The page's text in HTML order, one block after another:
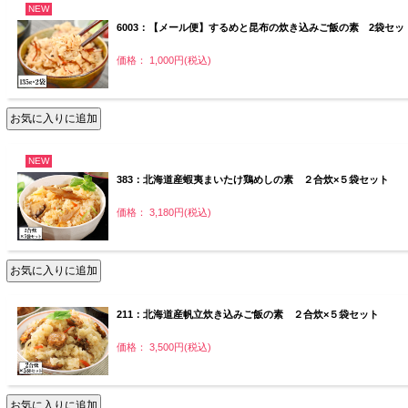
NEW
6003：【メール便】するめと昆布の炊き込みご飯の素 2袋セッ
価格： 1,000円(税込)
NEW
383：北海道産蝦夷まいたけ鶏めしの素 ２合炊×５袋セット
価格： 3,180円(税込)
211：北海道産帆立炊き込みご飯の素 ２合炊×５袋セット
価格： 3,500円(税込)